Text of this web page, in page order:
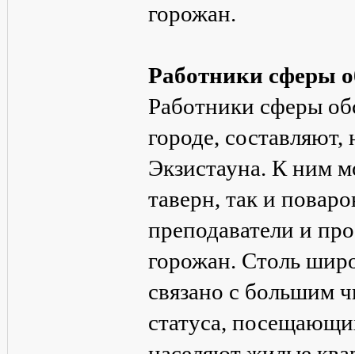
горожан.
Работники сферы
Работники сферы
городе,
Экзистауна. К ним
таверн, так и
преподаватели и
горожан. Столь
связано с большим
статуса,